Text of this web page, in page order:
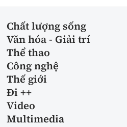
Chất lượng sống
Văn hóa - Giải trí
Thể thao
Công nghệ
Thế giới
Đi ++
Video
Multimedia